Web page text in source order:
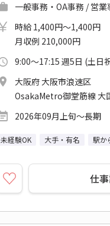
一般事務・OA事務 / 営
時給 1,400円～1,400円
月収例 210,000円
9:00～17:15 週5日 (土日
大阪府 大阪市浪速区
OsakaMetro御堂筋線 大
2026年09月上旬～長期
未経験OK 大手・有名 駅か
仕